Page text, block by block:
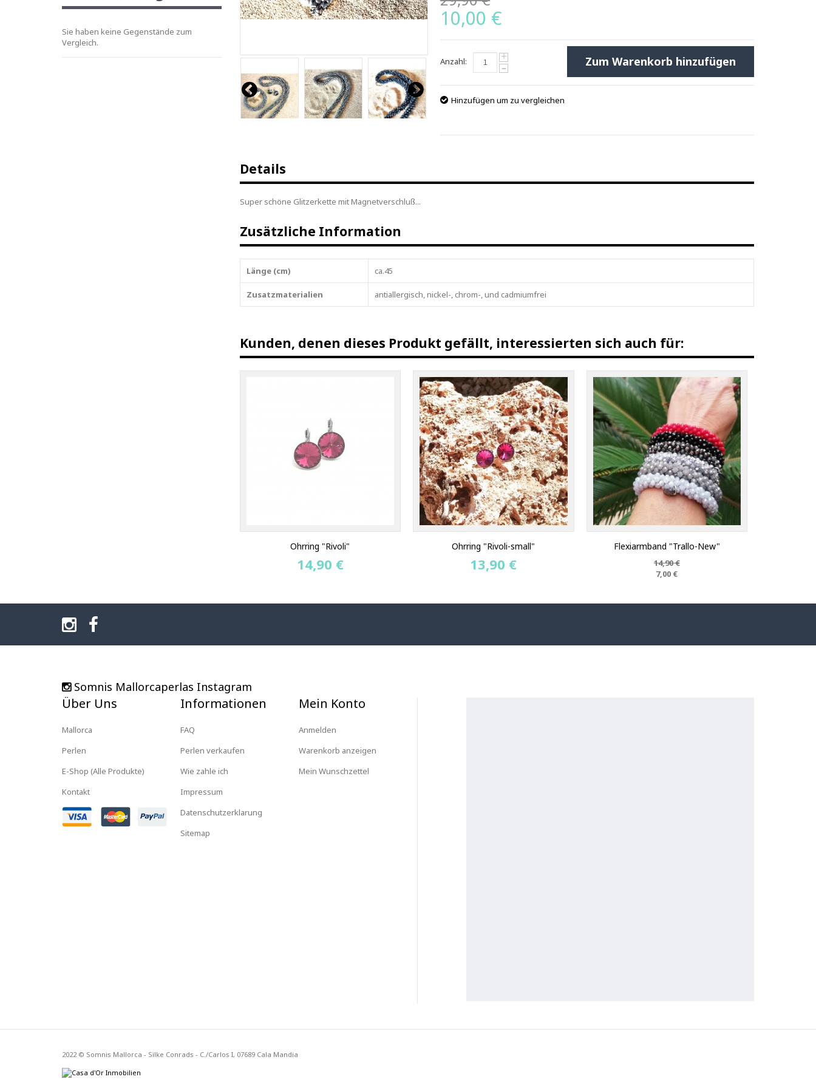
10,00 €
Anzahl: +
- Zum Warenkorb hinzufügen
Hinzufügen um zu vergleichen
Details
Super schöne Glitzerkette mit Magnetverschluß...
Zusätzliche Information
Länge (cm) ca.45
Zusatzmaterialien antiallergisch, nickel-, chrom-, und cadmiumfrei
Kunden, denen dieses Produkt gefällt, interessierten sich auch für:
Ohrring "Rivoli"
14,90 €
Ohrring "Rivoli-small"
13,90 €
Flexiarmband "Trallo-New"
14,90 €
7,00 €
Sie haben keine Gegenstände zum
Vergleich.
Somnis Mallorcaperlas Instagram
Über Uns
Mallorca
Perlen
E-Shop (Alle Produkte)
Kontakt
Informationen
FAQ
Perlen verkaufen
Wie zahle ich
Impressum
Datenschutzerklarung
Sitemap
Mein Konto
Anmelden
Warenkorb anzeigen
Mein Wunschzettel
2022 © Somnis Mallorca - Silke Conrads - C./Carlos I, 07689 Cala Mandia